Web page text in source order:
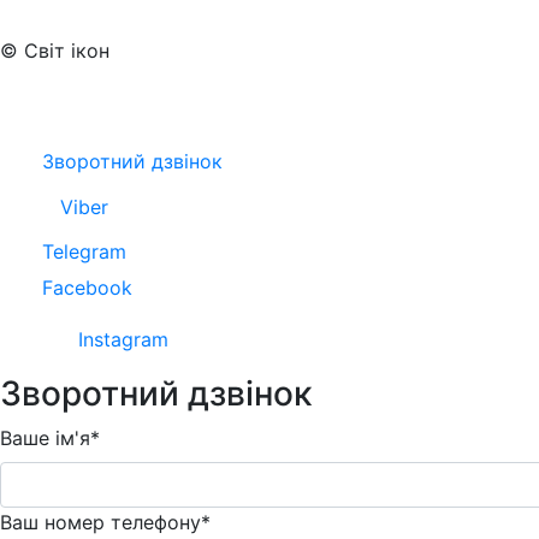
© Світ ікон
Зворотний дзвінок
Viber
Telegram
Facebook
Instagram
Зворотний дзвінок
Ваше ім'я*
Ваш номер телефону*